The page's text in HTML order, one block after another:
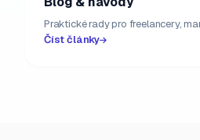
Praktické rady pro freelancery,
Číst články